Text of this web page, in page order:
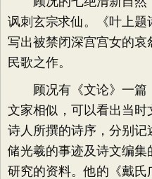
讽刺玄宗求仙。《叶上题
写出被禁闭深宫宫女的
民歌之作。
顾况有《文论》一篇
文家相似，可以看出当
诗人所撰的诗序，分别记
储光羲的事迹及诗文编
研究的资料。他的《戴